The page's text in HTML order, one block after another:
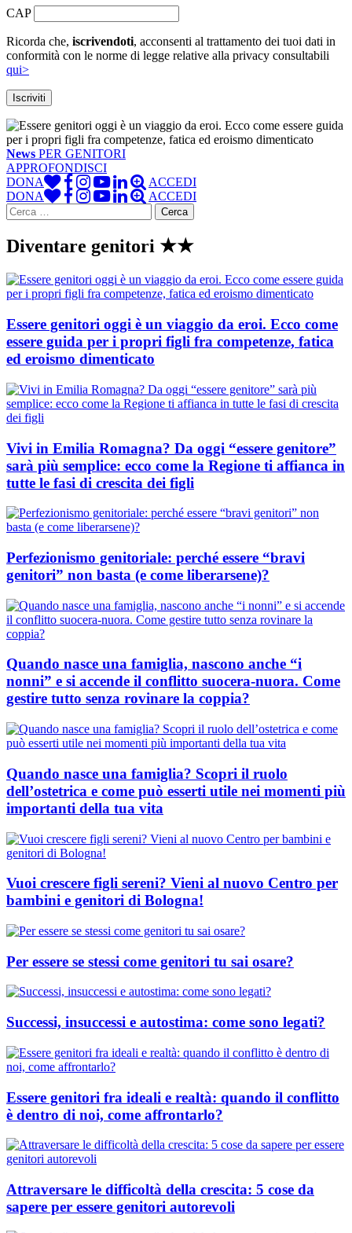
CAP
Ricorda che, iscrivendoti, acconsenti al trattamento dei tuoi dati in
conformità con le norme di legge relative alla privacy consultabili
qui>
News PER GENITORI
APPROFONDISCI
DONA
ACCEDI
DONA
ACCEDI
Ricerca
per:
Diventare genitori ★★
Essere genitori oggi è un viaggio da eroi. Ecco come
essere guida per i propri figli fra competenze, fatica
ed eroismo dimenticato
Vivi in Emilia Romagna? Da oggi “essere genitore”
sarà più semplice: ecco come la Regione ti affianca in
tutte le fasi di crescita dei figli
Perfezionismo genitoriale: perché essere “bravi
genitori” non basta (e come liberarsene)?
Quando nasce una famiglia, nascono anche “i
nonni” e si accende il conflitto suocera-nuora. Come
gestire tutto senza rovinare la coppia?
Quando nasce una famiglia? Scopri il ruolo
dell’ostetrica e come può esserti utile nei momenti più
importanti della tua vita
Vuoi crescere figli sereni? Vieni al nuovo Centro per
bambini e genitori di Bologna!
Per essere se stessi come genitori tu sai osare?
Successi, insuccessi e autostima: come sono legati?
Essere genitori fra ideali e realtà: quando il conflitto
è dentro di noi, come affrontarlo?
Attraversare le difficoltà della crescita: 5 cose da
sapere per essere genitori autorevoli